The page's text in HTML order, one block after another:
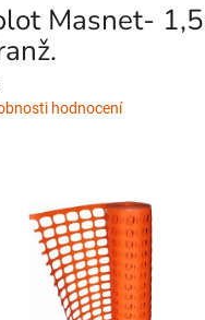
Masnet-
hodnocení